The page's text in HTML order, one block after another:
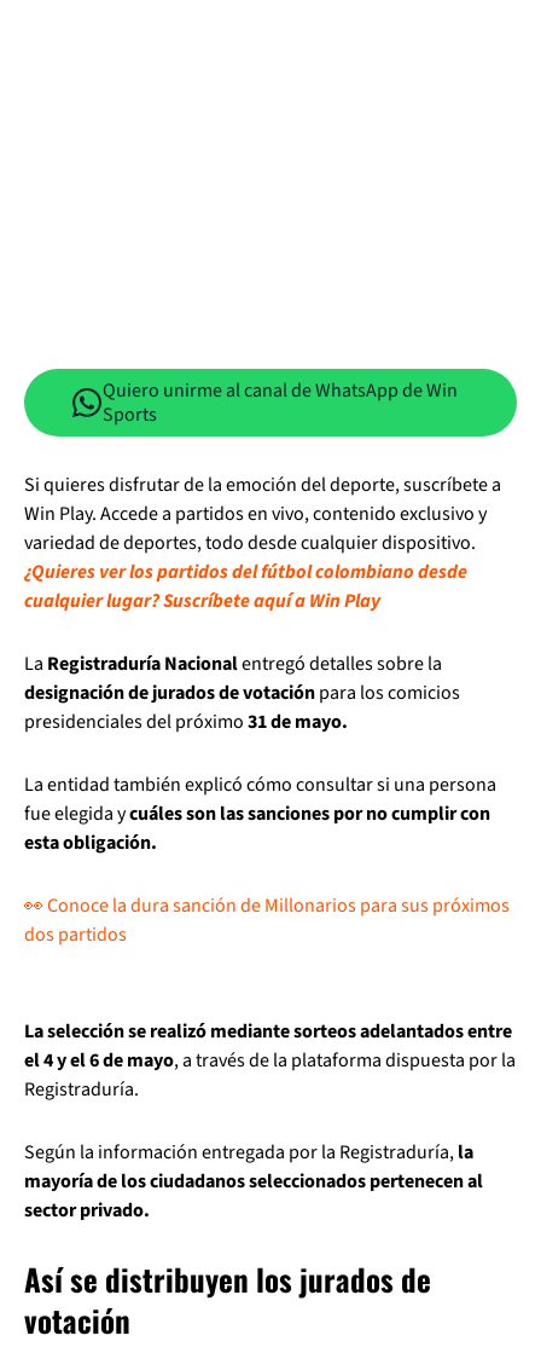
Quiero unirme al canal de WhatsApp de Win
Sports
Si quieres disfrutar de la emoción del deporte, suscríbete a
Win Play. Accede a partidos en vivo, contenido exclusivo y
variedad de deportes, todo desde cualquier dispositivo.
¿Quieres ver los partidos del fútbol colombiano desde
cualquier lugar? Suscríbete aquí a Win Play
La Registraduría Nacionalentregó detalles sobre la
designación de jurados de votaciónpara los comicios
presidenciales del próximo31 de mayo.
La entidad también explicó cómo consultar si una persona
fue elegida ycuáles son las sanciones por no cumplir con
esta obligación.
👀 Conoce la dura sanción de Millonarios para sus próximos
dos partidos
La selección se realizó mediante sorteos adelantados entre
el 4 y el 6 de mayo, a través de la plataforma dispuesta por la
Registraduría.
Según la información entregada por la Registraduría,la
mayoría de los ciudadanos seleccionados pertenecen al
sector privado.
Así se distribuyen los jurados de
votación